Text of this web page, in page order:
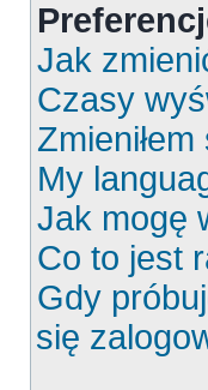
Jak
Czasy
My
Jak mogę
Co to jest
Gdy
się